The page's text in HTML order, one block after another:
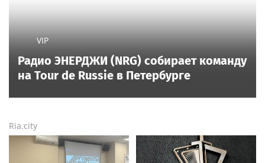
VIP
Радио ЭНЕРДЖИ (NRG) собирает команду
на Tour de Russie в Петербурге
Ria.city